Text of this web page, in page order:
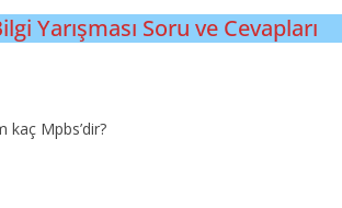
Yarışması Soru ve Cevapları
kaç Mpbs’dir?